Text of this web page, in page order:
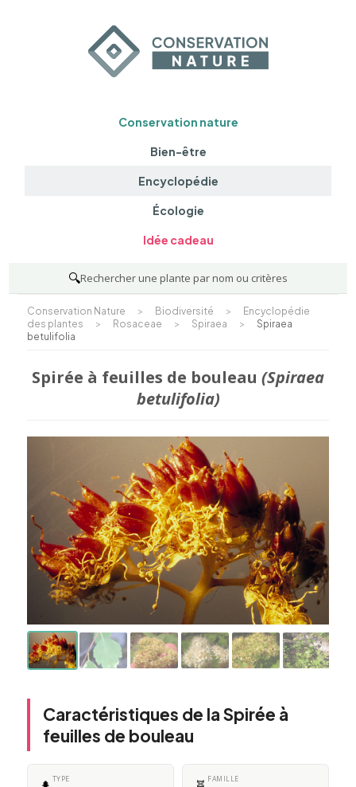
Conservation nature
Bien-être
Encyclopédie
Écologie
Idée cadeau
🔍Rechercher une plante par nom ou critères
Conservation Nature > Biodiversité >
Encyclopédie
des plantes
> Rosaceae > Spiraea >
Spiraea
betulifolia
Spirée à feuilles de bouleau (Spiraea
betulifolia)
Caractéristiques de la Spirée à
feuilles de bouleau
TYPE FAMILLE